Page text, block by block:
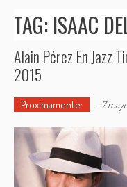
TAG: ISAAC
Alain Pérez En Jazz
2015
Proximamente: - 7